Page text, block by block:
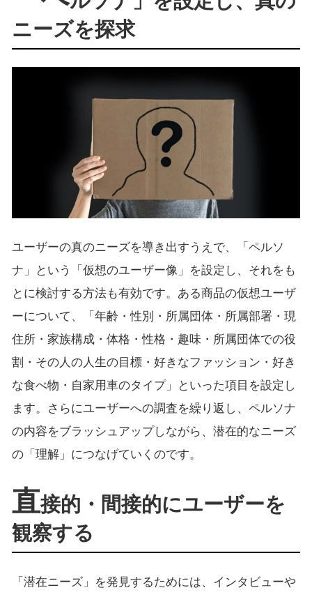
ニーズを探求
ユーザーの真のニーズを導き出すうえで、「ペルソ
ナ」という「仮想のユーザー像」を設定し、それをも
とに検討する方法も有効です。ある商品の仮想ユーザ
ーについて、「年齢・性別・所属団体・所属部署・現
住所・家族構成・体格・性格・趣味・所属団体での役
割・その人の人生の目標・好きなファッション・好き
な食べ物・自家用車のタイプ」といった項目を設定し
ます。さらにユーザーへの調査を繰り返し、ペルソナ
の内容をブラッシュアップしながら、潜在的なニーズ
の「理解」につなげていくのです。
直接的・間接的にユーザーを
観察する
「潜在ニーズ」を発見するためには、インタビューや